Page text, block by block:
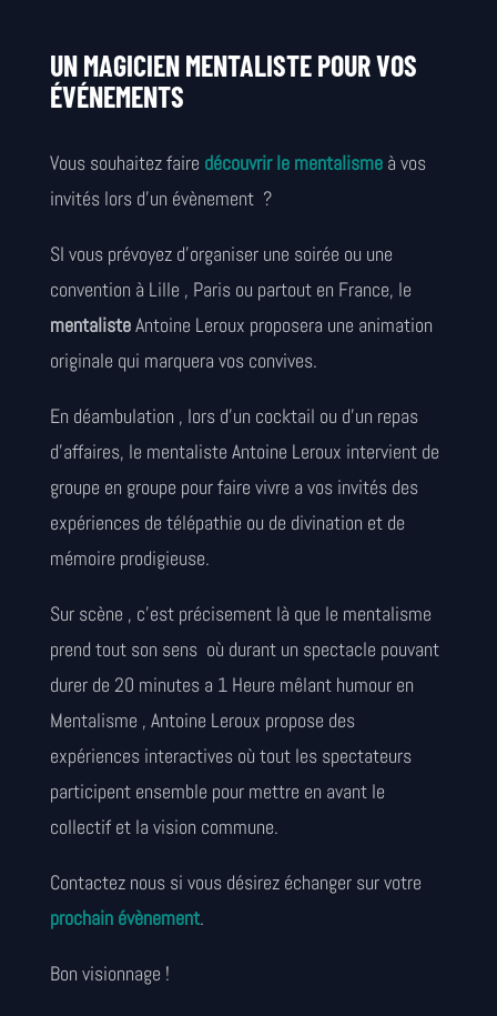
UN MAGICIEN MENTALISTE POUR VOS
ÉVÉNEMENTS
Vous souhaitez faire découvrir le mentalismeà vos
invités lors d’un évènement ?
SI vous prévoyez d’organiser une soirée ou une
convention à Lille , Paris ou partout en France, le
mentalisteAntoine Leroux proposera une animation
originale qui marquera vos convives.
En déambulation , lors d’un cocktail ou d’un repas
d’affaires, le mentaliste Antoine Leroux intervient de
groupe en groupe pour faire vivre a vos invités des
expériences de télépathie ou de divination et de
mémoire prodigieuse.
Sur scène , c’est précisement là que le mentalisme
prend tout son sens où durant un spectacle pouvant
durer de 20 minutes a 1 Heure mêlant humour en
Mentalisme , Antoine Leroux propose des
expériences interactives où tout les spectateurs
participent ensemble pour mettre en avant le
collectif et la vision commune.
Contactez nous si vous désirez échanger sur votre
prochain évènement.
Bon visionnage !